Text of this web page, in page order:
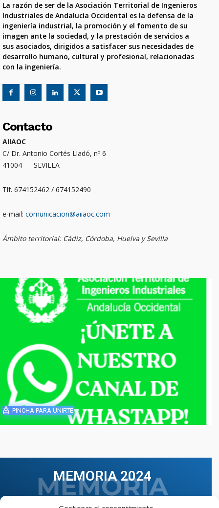
La razón de ser de la Asociación Territorial de Ingenieros
Industriales de Andalucía Occidental es la defensa de la
ingeniería industrial, la promoción y el fomento de su
imagen ante la sociedad, y la prestación de servicios a
sus asociados, dirigidos a satisfacer sus necesidades de
desarrollo humano, cultural y profesional, relacionadas
con la ingeniería.
Contacto
AIIAOC
C/ Dr. Antonio Cortés Lladó, nº 6
41004 – SEVILLA
Tlf. 674152462 / 674152490
e-mail: comunicacion@aiiaoc.com
Ámbito territorial: Cádiz, Córdoba, Huelva y Sevilla
PINCHA PARA UNIRTE
MEMORIA 2024